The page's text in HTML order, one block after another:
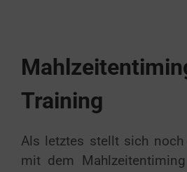
Training
Als letztes stellt sich noch
mit dem